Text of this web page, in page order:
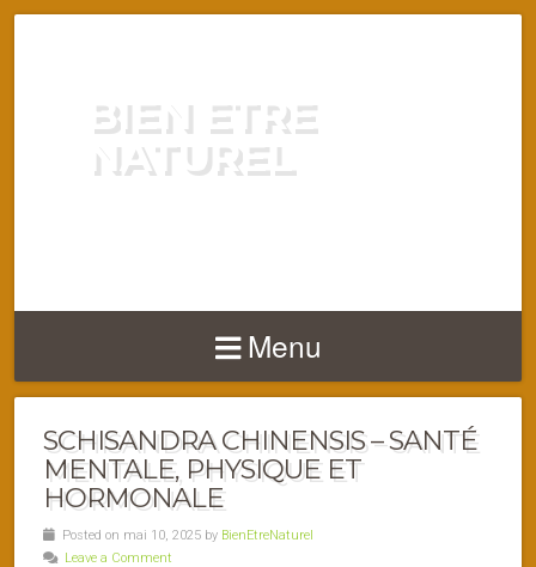
BIEN ETRE
NATUREL
Menu
SCHISANDRA CHINENSIS – SANTÉ
MENTALE, PHYSIQUE ET
HORMONALE
Posted on mai 10, 2025 by BienEtreNaturel
Leave a Comment